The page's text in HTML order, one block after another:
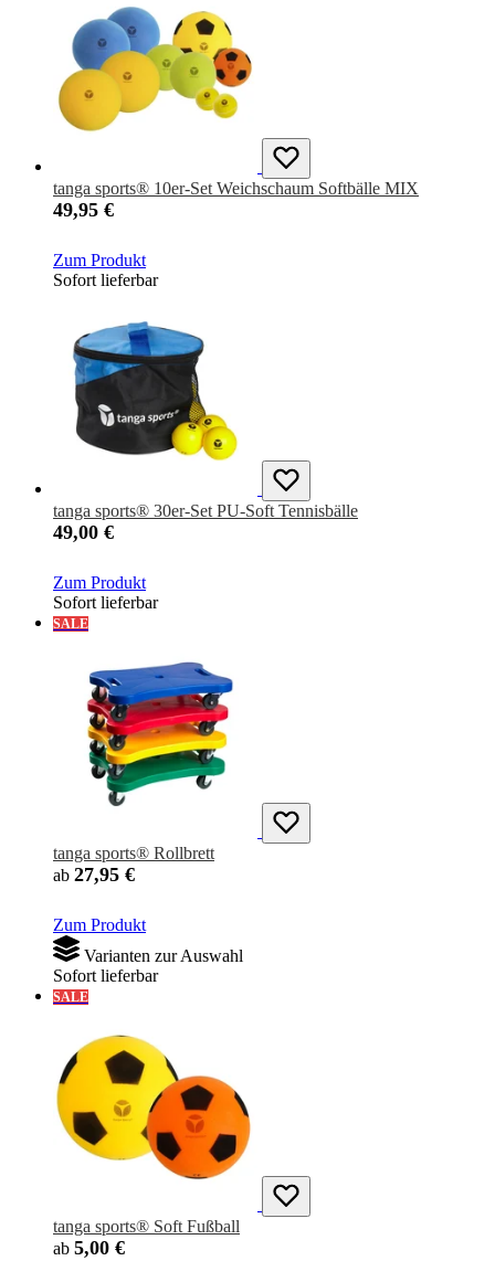
tanga sports® 10er-Set Weichschaum Softbälle MIX
49,95 €
Zum Produkt
Sofort lieferbar
tanga sports® 30er-Set PU-Soft Tennisbälle
49,00 €
Zum Produkt
Sofort lieferbar
SALE
tanga sports® Rollbrett
ab 27,95 €
Zum Produkt
Varianten zur Auswahl
Sofort lieferbar
SALE
tanga sports® Soft Fußball
ab 5,00 €